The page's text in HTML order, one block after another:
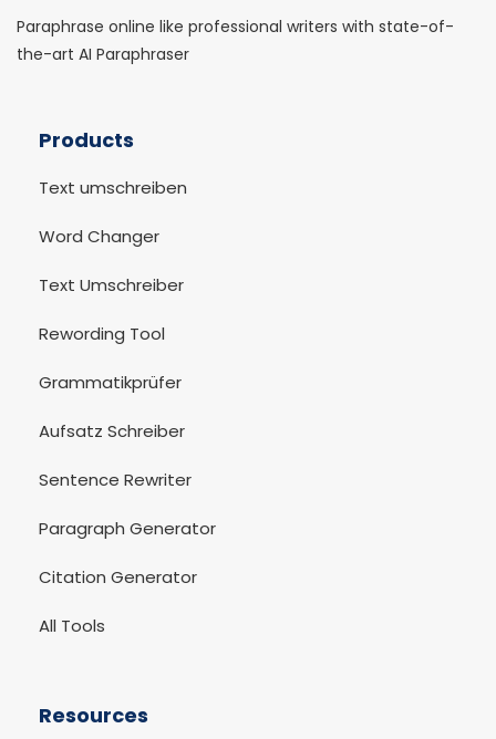
Paraphrase online like professional writers with state-of-
the-art AI Paraphraser
Products
Text umschreiben
Word Changer
Text Umschreiber
Rewording Tool
Grammatikprüfer
Aufsatz Schreiber
Sentence Rewriter
Paragraph Generator
Citation Generator
All Tools
Resources